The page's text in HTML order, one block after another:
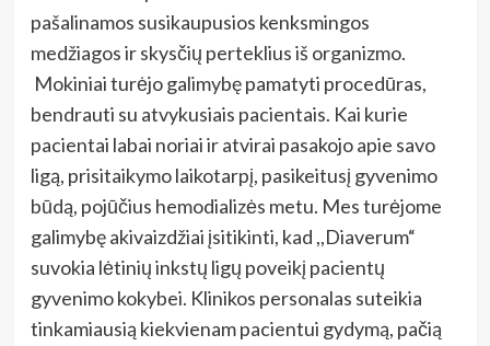
pašalinamos susikaupusios kenksmingos
medžiagos ir skysčių perteklius iš organizmo.
Mokiniai turėjo galimybę pamatyti procedūras,
bendrauti su atvykusiais pacientais. Kai kurie
pacientai labai noriai ir atvirai pasakojo apie savo
ligą, prisitaikymo laikotarpį, pasikeitusį gyvenimo
būdą, pojūčius hemodializės metu. Mes turėjome
galimybę akivaizdžiai įsitikinti, kad ,,Diaverum“
suvokia lėtinių inkstų ligų poveikį pacientų
gyvenimo kokybei. Klinikos personalas suteikia
tinkamiausią kiekvienam pacientui gydymą, pačią